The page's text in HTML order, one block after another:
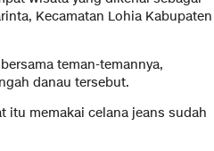
Kecamatan Lohia Kabupaten
teman-temannya,
danau tersebut.
itu memakai celana jeans sudah